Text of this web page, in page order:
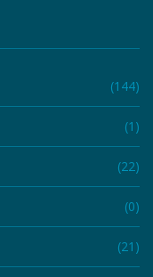
(144)
(1)
(22)
(0)
(21)